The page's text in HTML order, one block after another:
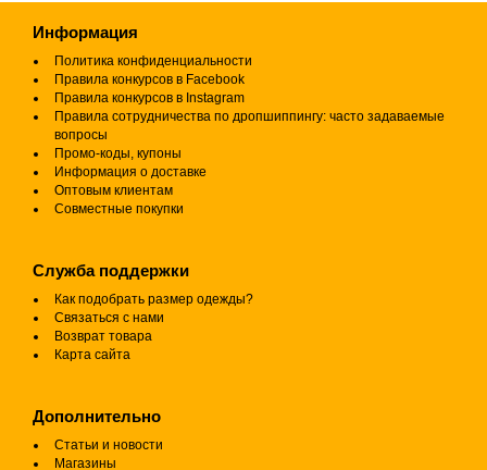
Информация
Политика конфиденциальности
Правила конкурсов в Facebook
Правила конкурсов в Instagram
Правила сотрудничества по дропшиппингу: часто задаваемые
вопросы
Промо-коды, купоны
Информация о доставке
Оптовым клиентам
Совместные покупки
Служба поддержки
Как подобрать размер одежды?
Связаться с нами
Возврат товара
Карта сайта
Дополнительно
Статьи и новости
Магазины